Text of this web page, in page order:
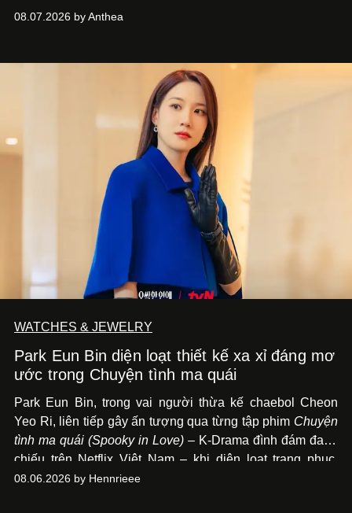
hoa cao cấp 1957.
08.07.2026 by Anthea
WATCHES & JEWELRY
Park Eun Bin diện loạt thiết kế xa xỉ đáng mơ
ước trong Chuyện tình ma quái
Park Eun Bin, trong vai người thừa kế chaebol Cheon
Yeo Ri, liên tiếp gây ấn tượng qua từng tập phim Chuyện
tình ma quái (Spooky in Love) – K-Drama đình đám đang
chiếu trên Netflix Việt Nam – khi diện loạt trang phục,
đồng hồ & trang sức xa xỉ tương xứng với địa vị trên màn
08.06.2026 by Hennrieee